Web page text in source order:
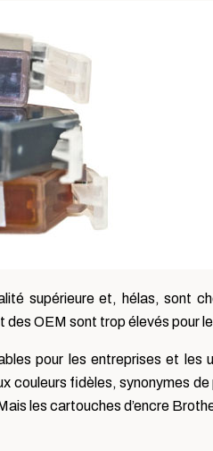
supérieure et, hélas, sont
OEM sont trop élevés pour
pour les entreprises et les
couleurs fidèles, synonymes
les cartouches d’encre